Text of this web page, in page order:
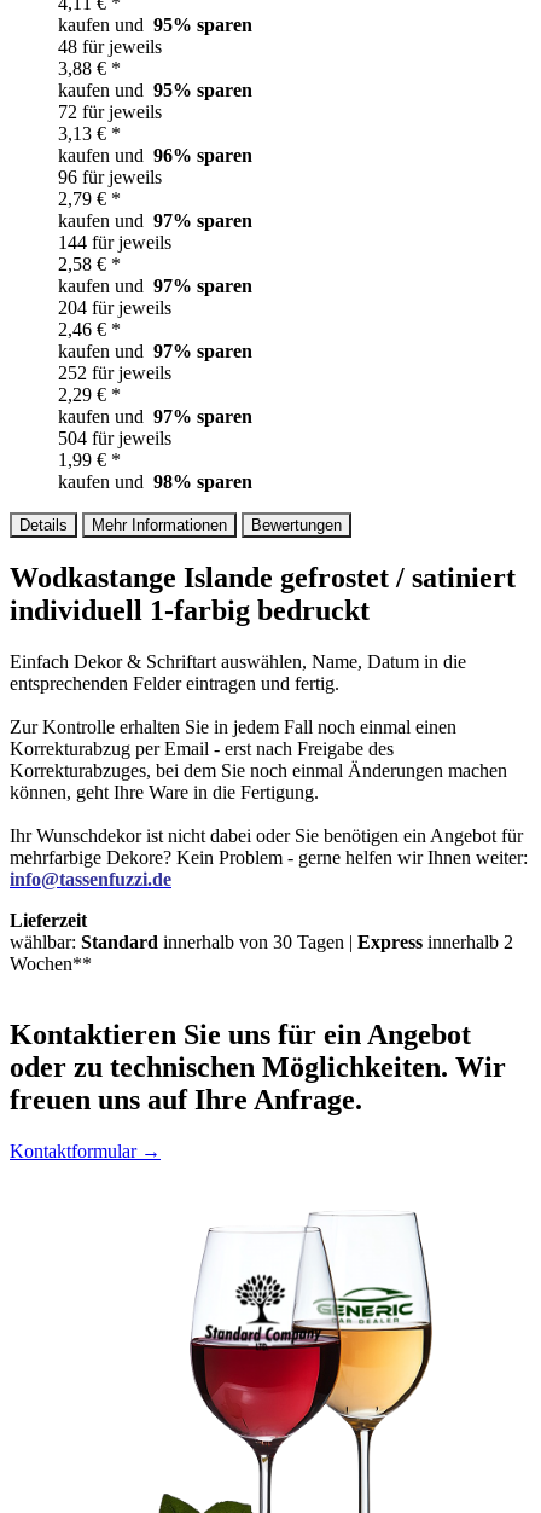
kaufen und 95% sparen
48 für jeweils
3,88 € *
kaufen und 95% sparen
72 für jeweils
3,13 € *
kaufen und 96% sparen
96 für jeweils
2,79 € *
kaufen und 97% sparen
144 für jeweils
2,58 € *
kaufen und 97% sparen
204 für jeweils
2,46 € *
kaufen und 97% sparen
252 für jeweils
2,29 € *
kaufen und 97% sparen
504 für jeweils
1,99 € *
kaufen und 98% sparen
Details Mehr Informationen Bewertungen
Wodkastange Islande gefrostet / satiniert
individuell 1-farbig bedruckt
Einfach Dekor & Schriftart auswählen, Name, Datum in die
entsprechenden Felder eintragen und fertig.
Zur Kontrolle erhalten Sie in jedem Fall noch einmal einen
Korrekturabzug per Email - erst nach Freigabe des
Korrekturabzuges, bei dem Sie noch einmal Änderungen machen
können, geht Ihre Ware in die Fertigung.
Ihr Wunschdekor ist nicht dabei oder Sie benötigen ein Angebot für
mehrfarbige Dekore? Kein Problem - gerne helfen wir Ihnen weiter:
info@tassenfuzzi.de
Lieferzeit
wählbar: Standard innerhalb von 30 Tagen | Express innerhalb 2
Wochen**
Kontaktieren Sie uns für ein Angebot
oder zu technischen Möglichkeiten. Wir
freuen uns auf Ihre Anfrage.
Kontaktformular →